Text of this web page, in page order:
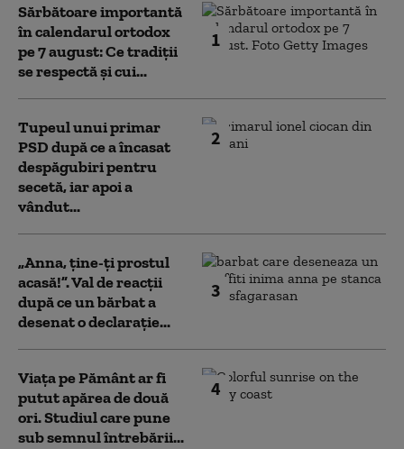
1
Sărbătoare importantă
în calendarul ortodox
pe 7 august: Ce tradiții
se respectă și cui...
2
Tupeul unui primar
PSD după ce a încasat
despăgubiri pentru
secetă, iar apoi a
vândut...
3
„Anna, ţine-ţi prostul
acasă!”. Val de reacții
după ce un bărbat a
desenat o declarație...
4
Viața pe Pământ ar fi
putut apărea de două
ori. Studiul care pune
sub semnul întrebării...